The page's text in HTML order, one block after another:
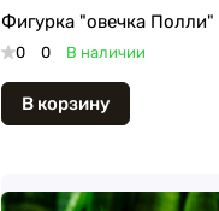
Фигурка "овечка Полли"
0 0 В наличии
В корзину